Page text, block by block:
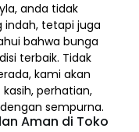
anda tidak
tetapi juga
bahwa bunga
terbaik. Tidak
kami akan
perhatian,
sempurna.
Aman di Toko